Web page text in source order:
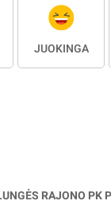
JUOKINGA
RAJONO PK